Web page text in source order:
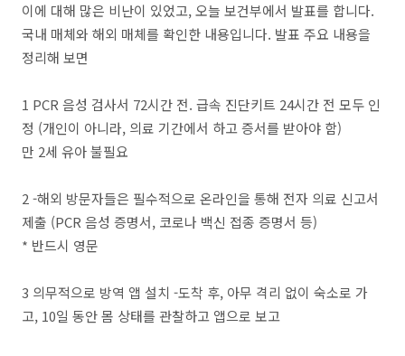
이에 대해 많은 비난이 있었고, 오늘 보건부에서 발표를 합니다.
국내 매체와 해외 매체를 확인한 내용입니다. 발표 주요 내용을
정리해 보면
1 PCR 음성 검사서 72시간 전. 급속 진단키트 24시간 전 모두 인
정 (개인이 아니라, 의료 기간에서 하고 증서를 받아야 함)
만 2세 유아 불필요
2 -해외 방문자들은 필수적으로 온라인을 통해 전자 의료 신고서
제출 (PCR 음성 증명서, 코로나 백신 접종 증명서 등)
* 반드시 영문
3 의무적으로 방역 앱 설치 -도착 후, 아무 격리 없이 숙소로 가
고, 10일 동안 몸 상태를 관찰하고 앱으로 보고